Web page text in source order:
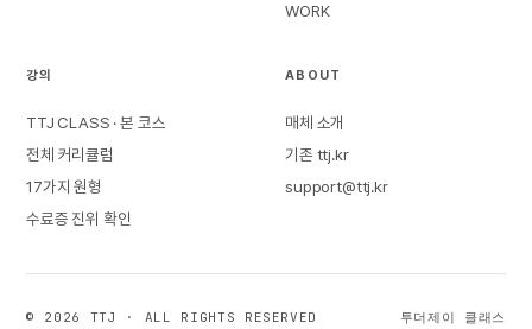
WORK
강의
TTJ CLASS · 본 코스
전체 커리큘럼
17가지 원형
수료증 진위 확인
ABOUT
매체 소개
기존 ttj.kr
support@ttj.kr
© 2026 TTJ · ALL RIGHTS RESERVED 투더제이 클래스